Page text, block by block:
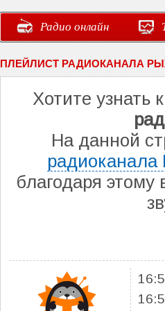
Радио онлайн
ПЛЕЙЛИСТ РАДИОКАНАЛА
Хотите узнать
На данной
благодаря этому